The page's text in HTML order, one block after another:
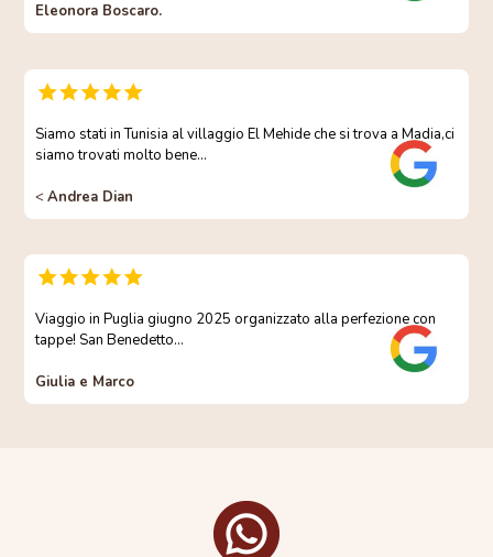
Eleonora Boscaro.
Siamo stati in Tunisia al villaggio El Mehide che si trova a Madia,ci
siamo trovati molto bene…
<Andrea Dian
Viaggio in Puglia giugno 2025 organizzato alla perfezione con
tappe! San Benedetto…
Giulia e Marco